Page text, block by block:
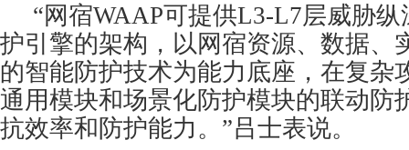
“网宿WAAP可提供L3-L7层威胁
护引擎的架构，以网宿资源、数据、
的智能防护技术为能力底座，在复杂
通用模块和场景化防护模块的联动防
抗效率和防护能力。”吕士表说。